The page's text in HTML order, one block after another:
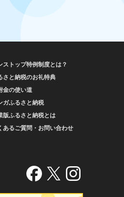
ストップ特例制度とは？
さと納税のお礼特典
金の使い道
ガふるさと納税
版ふるさと納税とは
あるご質問・お問い合わせ